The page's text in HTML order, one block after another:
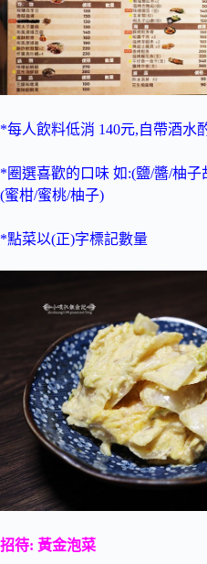
*每人飲料低消 140元,自帶酒水
*圈選喜歡的口味 如:(鹽/醬/柚
(蜜柑/蜜桃/柚子)
*點菜以(正)字標記數量
招待: 黃金泡菜